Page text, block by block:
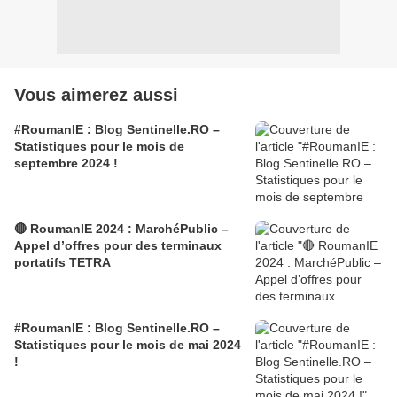
Vous aimerez aussi
#RoumanIE : Blog Sentinelle.RO –
Statistiques pour le mois de
septembre 2024 !
🔴 RoumanIE 2024 : MarchéPublic –
Appel d’offres pour des terminaux
portatifs TETRA
#RoumanIE : Blog Sentinelle.RO –
Statistiques pour le mois de mai 2024
!